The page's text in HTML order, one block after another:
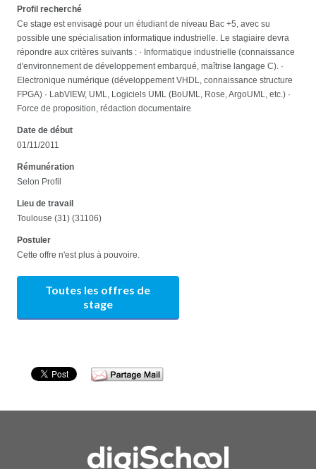
Profil recherché
Ce stage est envisagé pour un étudiant de niveau Bac +5, avec su
possible une spécialisation informatique industrielle. Le stagiaire devra
répondre aux critères suivants : · Informatique industrielle (connaissance
d'environnement de développement embarqué, maîtrise langage C). ·
Electronique numérique (développement VHDL, connaissance structure
FPGA) · LabVIEW, UML, Logiciels UML (BoUML, Rose, ArgoUML, etc.) ·
Force de proposition, rédaction documentaire
Date de début
01/11/2011
Rémunération
Selon Profil
Lieu de travail
Toulouse (31) (31106)
Postuler
Cette offre n'est plus à pouvoire.
Toutes les offres de
stage